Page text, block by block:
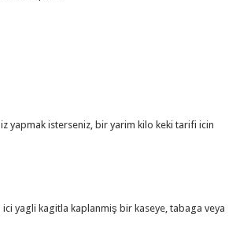
yapmak isterseniz, bir yarim kilo keki tarifi icin
yagli kagitla kaplanmiş bir kaseye, tabaga veya